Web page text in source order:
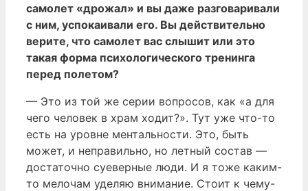
самолет «дрожал» и вы даже разговаривали
с ним, успокаивали его. Вы действительно
верите, что самолет вас слышит или это
такая форма психологического тренинга
перед полетом?
— Это из той же серии вопросов, как «а для
чего человек в храм ходит?». Тут уже что-то
есть на уровне ментальности. Это, быть
может, и неправильно, но летный состав —
достаточно суеверные люди. И я тоже каким-
то мелочам уделяю внимание. Стоит к чему-